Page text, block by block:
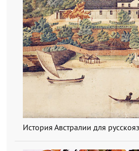
История Австралии для